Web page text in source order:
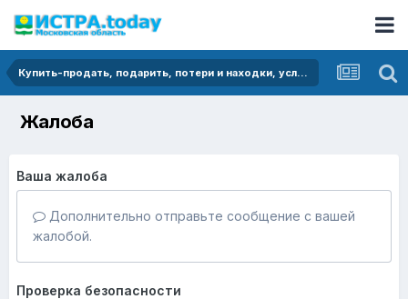
Купить-продать, подарить, потери и находки, услуги
Жалоба
Ваша жалоба
Дополнительно отправьте сообщение с вашей
жалобой.
Проверка безопасности